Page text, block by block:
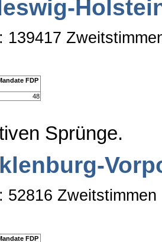
139417
FDP
48
Sprünge.
52816 Zweitstimmen
FDP